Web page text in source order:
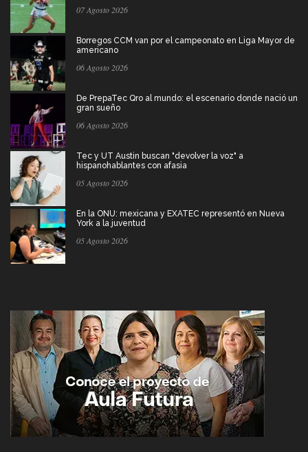
07 Agosto 2026
Borregos CCM van por el campeonato en Liga Mayor de
americano
06 Agosto 2026
De PrepaTec Qro al mundo: el escenario donde nació un
gran sueño
06 Agosto 2026
Tec y UT Austin buscan "devolver la voz" a
hispanohablantes con afasia
05 Agosto 2026
En la ONU: mexicana y EXATEC representó en Nueva
York a la juventud
05 Agosto 2026